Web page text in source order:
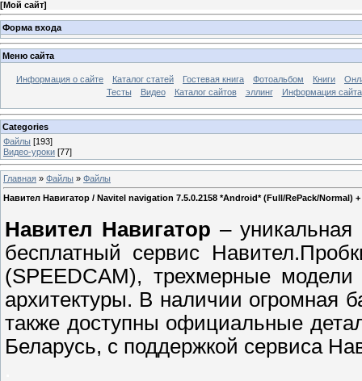
[Мой сайт]
Форма входа
Меню сайта
Информация о сайте Каталог статей Гостевая книга Фотоальбом Книги
Тесты
Видео Каталог сайтов эллинг Информация сайта
Categories
Файлы [193]
Видео-уроки [77]
Главная » Файлы » Файлы
Навител Навигатор / Navitel navigation 7.5.0.2158 *Android* (Full/RePack/Normal)
Навител Навигатор –
бесплатный сервис
(SPEEDCAM), трехмерные
архитектуры. В наличии огромная
также доступны официальные
Беларусь, с поддержкой сервиса